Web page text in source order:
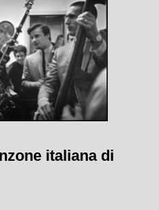
italiana di